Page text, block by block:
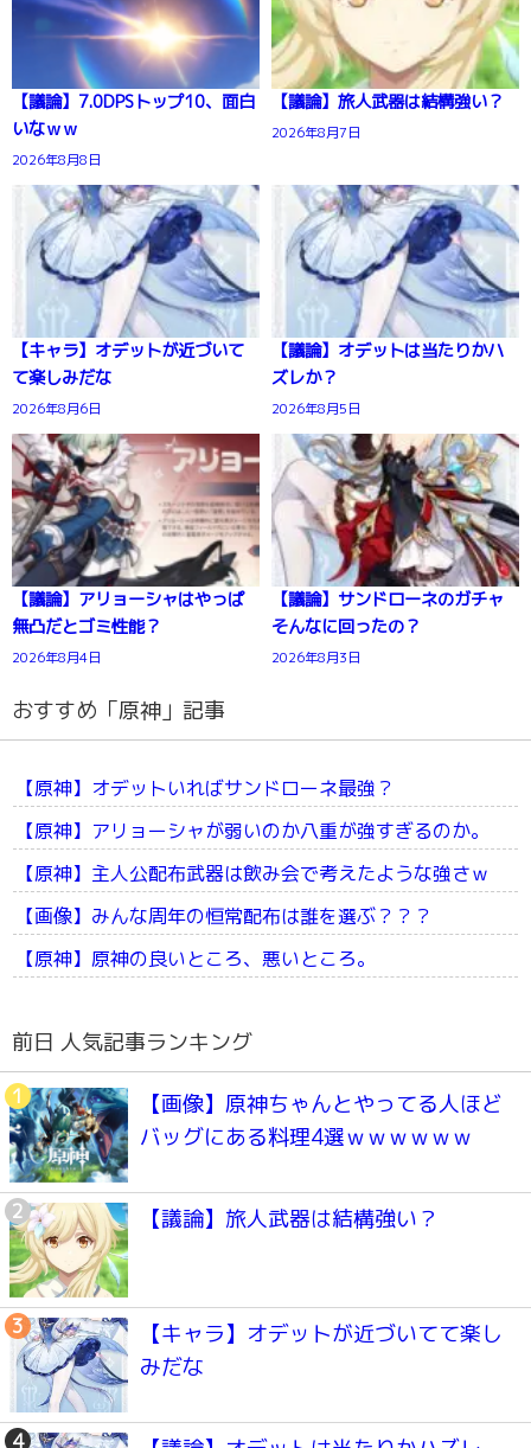
【議論】7.0DPSトップ10、面白
いなｗｗ
2026年8月8日
【議論】旅人武器は結構強い？
2026年8月7日
【キャラ】オデットが近づいて
て楽しみだな
2026年8月6日
【議論】オデットは当たりかハ
ズレか？
2026年8月5日
【議論】アリョーシャはやっぱ
無凸だとゴミ性能？
2026年8月4日
【議論】サンドローネのガチャ
そんなに回ったの？
2026年8月3日
おすすめ「原神」記事
【原神】オデットいればサンドローネ最強？
【原神】アリョーシャが弱いのか八重が強すぎるのか。
【原神】主人公配布武器は飲み会で考えたような強さｗ
【画像】みんな周年の恒常配布は誰を選ぶ？？？
【原神】原神の良いところ、悪いところ。
前日 人気記事ランキング
【画像】原神ちゃんとやってる人ほど
バッグにある料理4選ｗｗｗｗｗｗ
【議論】旅人武器は結構強い？
【キャラ】オデットが近づいてて楽し
みだな